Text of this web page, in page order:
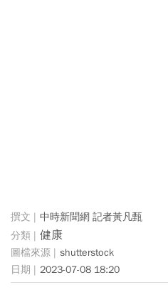
中時新聞網 記者黃凡甄
健康
shutterstock
2023-07-08 18:20